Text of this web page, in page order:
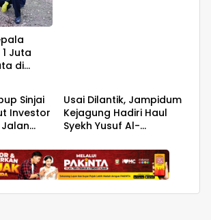
Juta
di
Sinjai
Investor
Usai Dilantik, Jampidum
Kejagung Hadiri Haul
Syekh Yusuf Al-
hingga Malam di
Makassar